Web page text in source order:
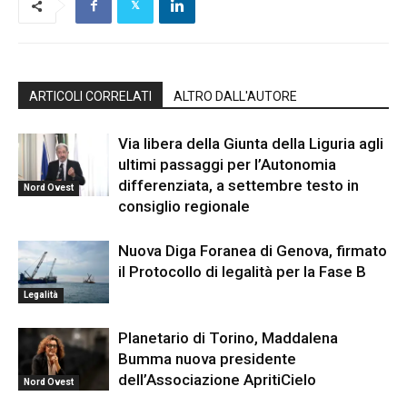
ARTICOLI CORRELATI ALTRO DALL'AUTORE
Nord Ovest
Via libera della Giunta della Liguria agli
ultimi passaggi per l’Autonomia
differenziata, a settembre testo in
consiglio regionale
Legalità
Nuova Diga Foranea di Genova, firmato
il Protocollo di legalità per la Fase B
Nord Ovest
Planetario di Torino, Maddalena
Bumma nuova presidente
dell’Associazione ApritiCielo